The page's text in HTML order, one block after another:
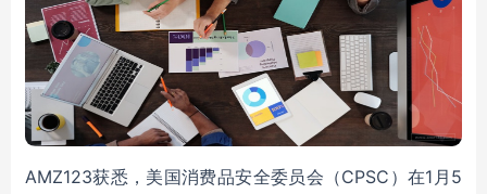
AMZ123获悉，美国消费品安全委员会（CPSC）在1月5